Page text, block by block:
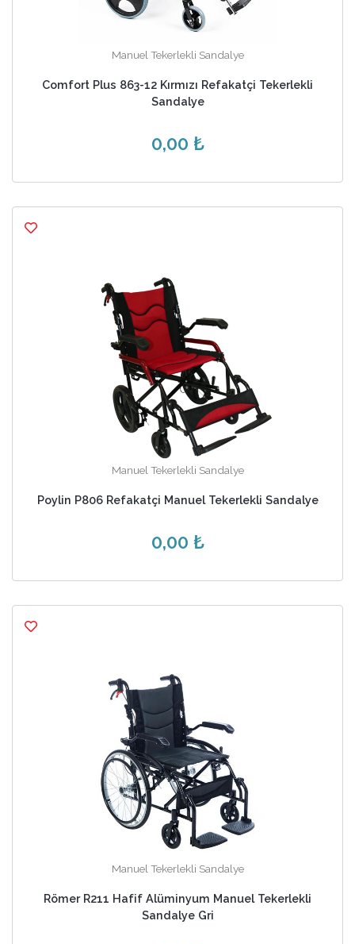
Manuel Tekerlekli Sandalye
Comfort Plus 863-12 Kırmızı Refakatçi Tekerlekli
Sandalye
0,00 ₺
Manuel Tekerlekli Sandalye
Poylin P806 Refakatçi Manuel Tekerlekli Sandalye
0,00 ₺
Manuel Tekerlekli Sandalye
Römer R211 Hafif Alüminyum Manuel Tekerlekli
Sandalye Gri